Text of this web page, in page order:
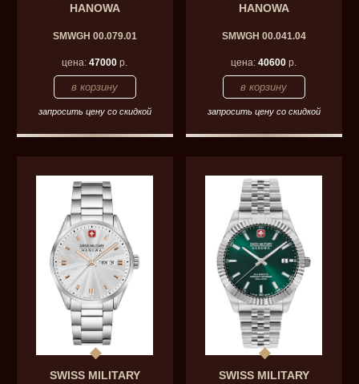
HANOWA
SMWGH 00.079.01
цена:47000 р.
запросить цену со скидкой
HANOWA
SMWGH 00.041.04
цена:40600 р.
запросить цену со скидкой
SWISS MILITARY
SWISS MILITARY